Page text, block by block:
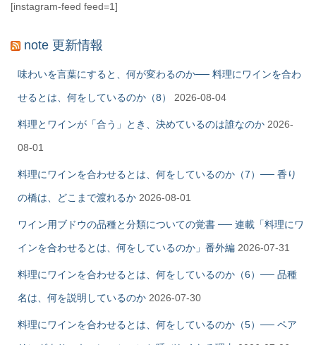
[instagram-feed feed=1]
note 更新情報
味わいを言葉にすると、何が変わるのか── 料理にワインを合わ
せるとは、何をしているのか（8） 2026-08-04
料理とワインが「合う」とき、決めているのは誰なのか 2026-
08-01
料理にワインを合わせるとは、何をしているのか（7）── 香り
の橋は、どこまで渡れるか 2026-08-01
ワイン用ブドウの品種と分類についての覚書 ── 連載「料理にワ
インを合わせるとは、何をしているのか」番外編 2026-07-31
料理にワインを合わせるとは、何をしているのか（6）── 品種
名は、何を説明しているのか 2026-07-30
料理にワインを合わせるとは、何をしているのか（5）── ペア